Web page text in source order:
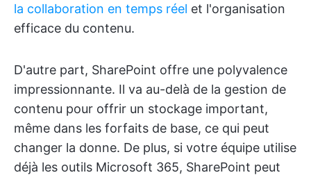
la collaboration en temps réel et l'organisation
efficace du contenu.
D'autre part, SharePoint offre une polyvalence
impressionnante. Il va au-delà de la gestion de
contenu pour offrir un stockage important,
même dans les forfaits de base, ce qui peut
changer la donne. De plus, si votre équipe utilise
déjà les outils Microsoft 365, SharePoint peut